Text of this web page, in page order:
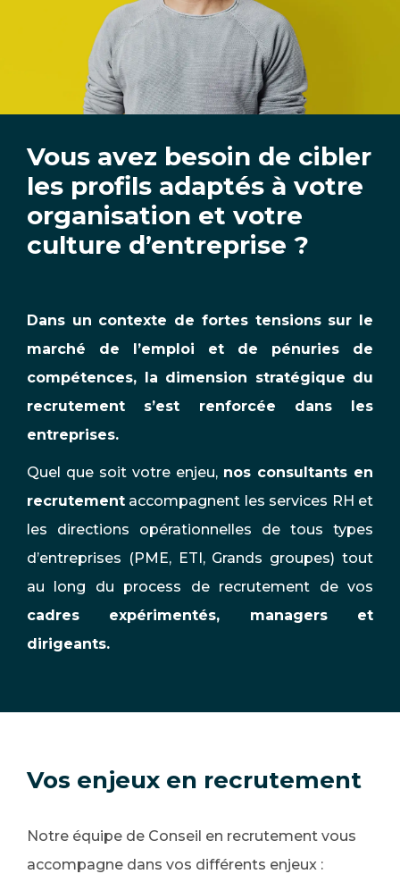
Vous avez besoin de cibler
les profils adaptés à votre
organisation et votre
culture d’entreprise ?
Dans un contexte de fortes tensions sur le
marché de l’emploi et de pénuries de
compétences, la dimension stratégique du
recrutement s’est renforcée dans les
entreprises.
Quel que soit votre enjeu, nos consultants en
recrutement accompagnent les services RH et
les directions opérationnelles de tous types
d’entreprises (PME, ETI, Grands groupes) tout
au long du process de recrutement de vos
cadres expérimentés, managers et
dirigeants.
Vos enjeux en recrutement
Notre équipe de Conseil en recrutement vous
accompagne dans vos différents enjeux :